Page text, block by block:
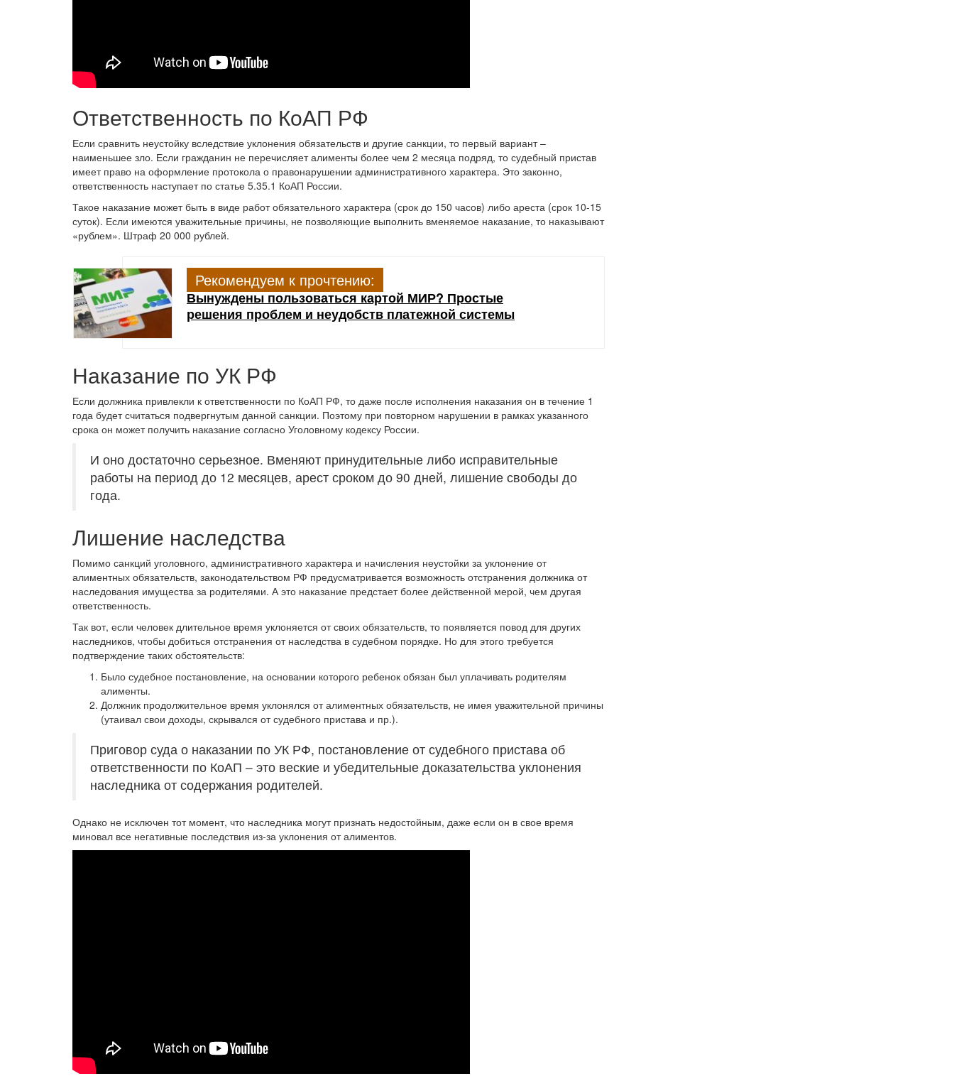
Ответственность по КоАП РФ
Если сравнить неустойку вследствие уклонения обязательств и другие санкции, то первый вариант –
наименьшее зло. Если гражданин не перечисляет алименты более чем 2 месяца подряд, то судебный пристав
имеет право на оформление протокола о правонарушении административного характера. Это законно,
ответственность наступает по статье 5.35.1 КоАП России.
Такое наказание может быть в виде работ обязательного характера (срок до 150 часов) либо ареста (срок 10-15
суток). Если имеются уважительные причины, не позволяющие выполнить вменяемое наказание, то наказывают
«рублем». Штраф 20 000 рублей.
Рекомендуем к прочтению:
Вынуждены пользоваться картой МИР? Простые
решения проблем и неудобств платежной системы
Наказание по УК РФ
Если должника привлекли к ответственности по КоАП РФ, то даже после исполнения наказания он в течение 1
года будет считаться подвергнутым данной санкции. Поэтому при повторном нарушении в рамках указанного
срока он может получить наказание согласно Уголовному кодексу России.
И оно достаточно серьезное. Вменяют принудительные либо исправительные
работы на период до 12 месяцев, арест сроком до 90 дней, лишение свободы до
года.
Лишение наследства
Помимо санкций уголовного, административного характера и начисления неустойки за уклонение от
алиментных обязательств, законодательством РФ предусматривается возможность отстранения должника от
наследования имущества за родителями. А это наказание предстает более действенной мерой, чем другая
ответственность.
Так вот, если человек длительное время уклоняется от своих обязательств, то появляется повод для других
наследников, чтобы добиться отстранения от наследства в судебном порядке. Но для этого требуется
подтверждение таких обстоятельств:
Было судебное постановление, на основании которого ребенок обязан был уплачивать родителям
алименты.
Должник продолжительное время уклонялся от алиментных обязательств, не имея уважительной причины
(утаивал свои доходы, скрывался от судебного пристава и пр.).
Приговор суда о наказании по УК РФ, постановление от судебного пристава об
ответственности по КоАП – это веские и убедительные доказательства уклонения
наследника от содержания родителей.
Однако не исключен тот момент, что наследника могут признать недостойным, даже если он в свое время
миновал все негативные последствия из-за уклонения от алиментов.